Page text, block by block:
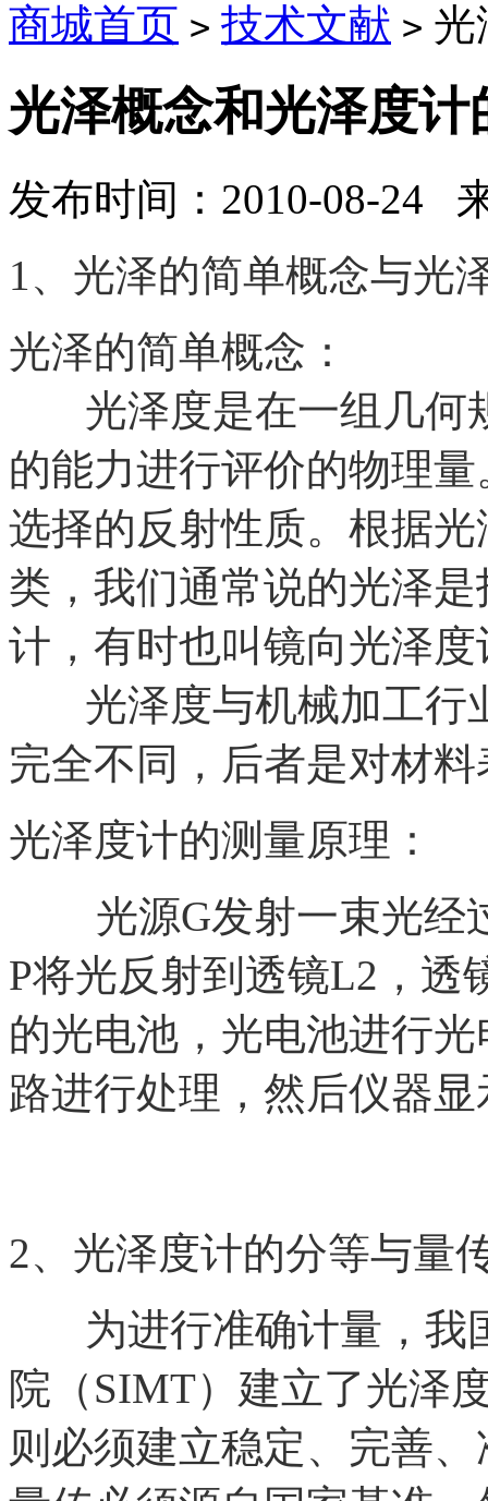
商城首页 > 技术文献 > 光
光泽概念和光泽度计
发布时间：2010-08-24
1、光泽的简单概念与光
光泽的简单概念：
光泽度是在一组几何
的能力进行评价的物理
选择的反射性质。根据
类，我们通常说的光泽
计，有时也叫镜向光泽度
光泽度与机械加工行
完全不同，后者是对材
光泽度计的测量原理：
光源G发射一束光经
P将光反射到透镜L2，透
的光电池，光电池进行
路进行处理，然后仪器
2、光泽度计的分等与量
为进行准确计量，我
院（SIMT）建立了光泽
则必须建立稳定、完善